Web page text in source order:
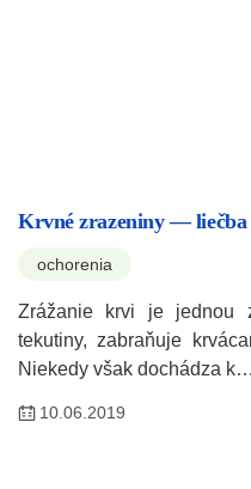
Krvné zrazeniny — liečba
ochorenia
Zrážanie krvi je jednou
tekutiny, zabraňuje
Niekedy však dochádza k…
10.06.2019